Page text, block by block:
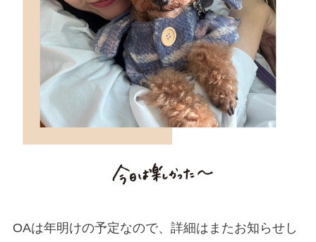
OAは年明けの予定なので、詳細はまたお知らせし